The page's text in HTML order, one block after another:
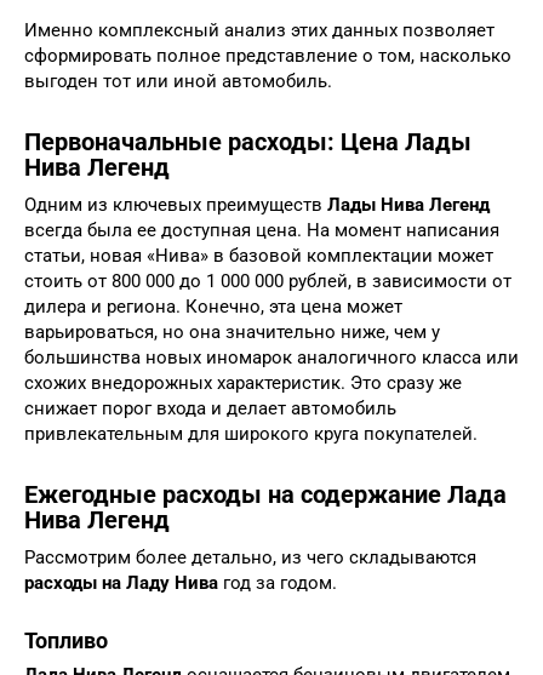
Именно комплексный анализ этих данных позволяет
сформировать полное представление о том, насколько
выгоден тот или иной автомобиль.
Первоначальные расходы: Цена Лады
Нива Легенд
Одним из ключевых преимуществ Лады Нива Легенд
всегда была ее доступная цена. На момент написания
статьи, новая «Нива» в базовой комплектации может
стоить от 800 000 до 1 000 000 рублей, в зависимости от
дилера и региона. Конечно, эта цена может
варьироваться, но она значительно ниже, чем у
большинства новых иномарок аналогичного класса или
схожих внедорожных характеристик. Это сразу же
снижает порог входа и делает автомобиль
привлекательным для широкого круга покупателей.
Ежегодные расходы на содержание Лада
Нива Легенд
Рассмотрим более детально, из чего складываются
расходы на Ладу Нива год за годом.
Топливо